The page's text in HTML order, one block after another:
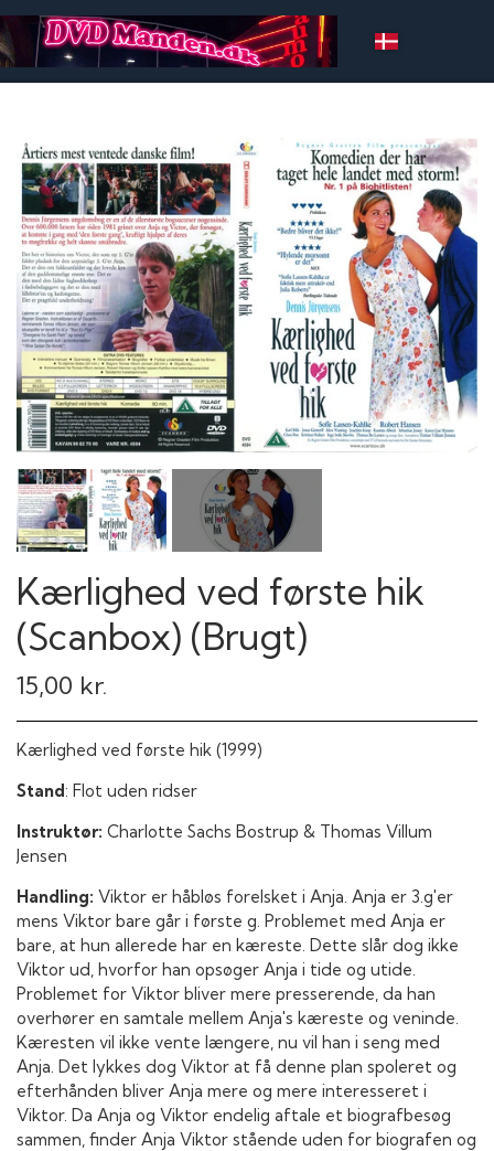
Kærlighed ved første hik
(Scanbox) (Brugt)
15,00 kr.
Kærlighed ved første hik (1999)
Stand: Flot uden ridser
Instruktør: Charlotte Sachs Bostrup & Thomas Villum
Jensen
Handling: Viktor er håbløs forelsket i Anja. Anja er 3.g'er
mens Viktor bare går i første g. Problemet med Anja er
bare, at hun allerede har en kæreste. Dette slår dog ikke
Viktor ud, hvorfor han opsøger Anja i tide og utide.
Problemet for Viktor bliver mere presserende, da han
overhører en samtale mellem Anja's kæreste og veninde.
Kæresten vil ikke vente længere, nu vil han i seng med
Anja. Det lykkes dog Viktor at få denne plan spoleret og
efterhånden bliver Anja mere og mere interesseret i
Viktor. Da Anja og Viktor endelig aftale et biografbesøg
sammen, finder Anja Viktor stående uden for biografen og